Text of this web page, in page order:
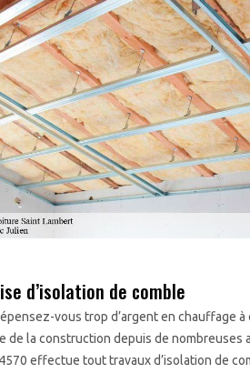
d’isolation de comble
vous trop d’argent en chauffage
de la construction depuis de nombreuses
effectue tout travaux d’isolation de